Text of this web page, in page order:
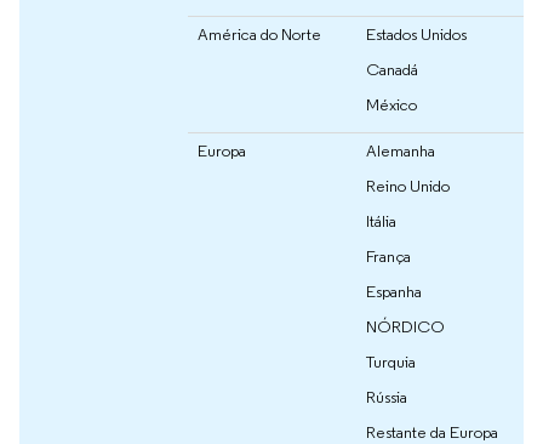
América do Norte
Estados Unidos
Canadá
México
Europa
Alemanha
Reino Unido
Itália
França
Espanha
NÓRDICO
Turquia
Rússia
Restante da Europa